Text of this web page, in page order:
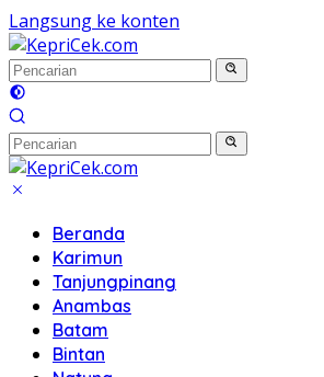
Langsung ke konten
Beranda
Karimun
Tanjungpinang
Anambas
Batam
Bintan